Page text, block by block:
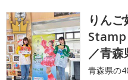
1
りん
Stamp
／青森
青森県の